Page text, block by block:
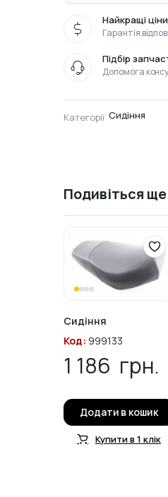
Найкращі ціни
Гарантія
Підбір
Допомога
Категорії Сидіння
Подивіться
Сидіння
Код: 999133
1 186 грн.
Додати в кошик
Купити в 1 клік